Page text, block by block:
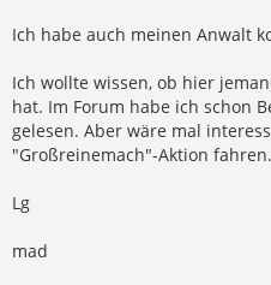
Ich habe auch meinen Anwalt
Ich wollte wissen, ob hier
hat. Im Forum habe ich schon
gelesen. Aber wäre mal
"Großreinemach"-Aktion fahren.
Lg
mad